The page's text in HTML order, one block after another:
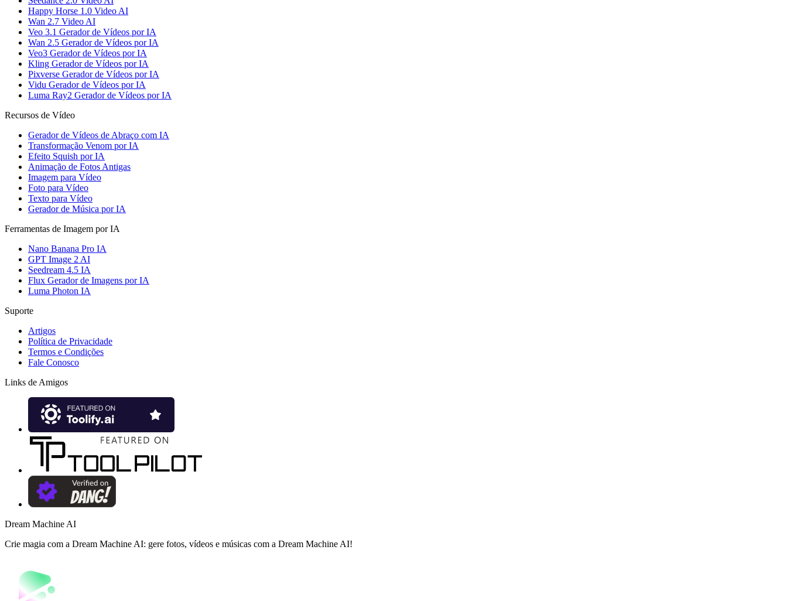
Happy Horse 1.0 Video AI
Wan 2.7 Video AI
Veo 3.1 Gerador de Vídeos por IA
Wan 2.5 Gerador de Vídeos por IA
Veo3 Gerador de Vídeos por IA
Kling Gerador de Vídeos por IA
Pixverse Gerador de Vídeos por IA
Vidu Gerador de Vídeos por IA
Luma Ray2 Gerador de Vídeos por IA
Recursos de Vídeo
Gerador de Vídeos de Abraço com IA
Transformação Venom por IA
Efeito Squish por IA
Animação de Fotos Antigas
Imagem para Vídeo
Foto para Vídeo
Texto para Vídeo
Gerador de Música por IA
Ferramentas de Imagem por IA
Nano Banana Pro IA
GPT Image 2 AI
Seedream 4.5 IA
Flux Gerador de Imagens por IA
Luma Photon IA
Suporte
Artigos
Política de Privacidade
Termos e Condições
Fale Conosco
Links de Amigos
Dream Machine AI
Crie magia com a Dream Machine AI: gere fotos, vídeos e músicas com a Dream Machine AI!